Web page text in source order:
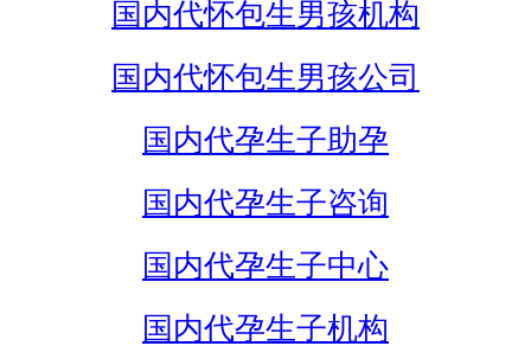
国内代怀包生男孩机构
国内代怀包生男孩公司
国内代孕生子助孕
国内代孕生子咨询
国内代孕生子中心
国内代孕生子机构